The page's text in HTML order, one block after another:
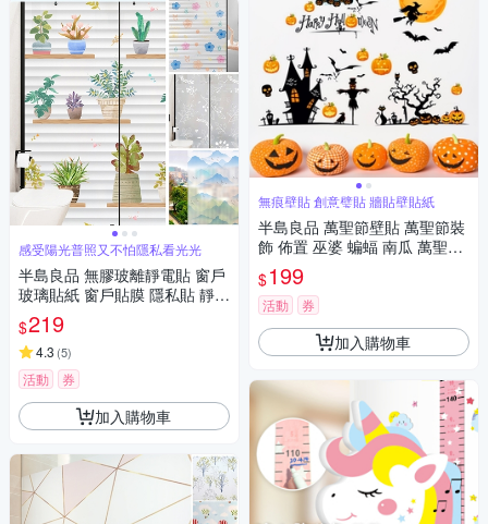
感受陽光普照又不怕隱私看光光
半島良品 無膠玻離靜電貼 窗戶
玻璃貼紙 窗戶貼膜 隱私貼 靜電
玻璃貼 45X200
$219
4.3 (5)
活動 券
加入購物車
無痕壁貼 創意璧貼 牆貼壁貼紙
半島良品 萬聖節壁貼 萬聖節裝
飾 佈置 巫婆 蝙蝠 南瓜 萬聖節
派對MJ8006 60x90cm
$199
活動 券
加入購物車